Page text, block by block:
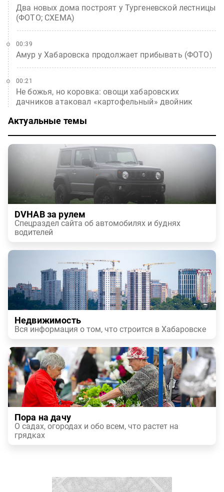
Два новых дома построят у Тургеневской лестницы
(ФОТО; СХЕМА)
Амур у Хабаровска продолжает прибывать (ФОТО)
00:39
Не божья, но коровка: овощи хабаровских
дачников атаковал «картофельный» двойник
00:21
Актуальные темы
DVHAB за рулем
Спецраздел сайта об автомобилях и буднях
водителей
Недвижимость
Вся информация о том, что строится в Хабаровске
Пора на дачу
О садах, огородах и обо всем, что растет на
грядках